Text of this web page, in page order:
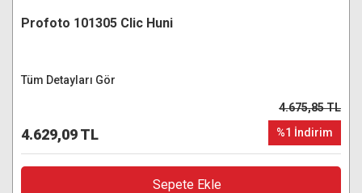
Profoto 101305 Clic Huni
Tüm Detayları Gör
4.629,09 TL
4.675,85 TL
%1 İndirim
Sepete Ekle